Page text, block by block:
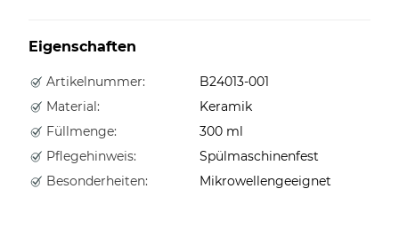
Eigenschaften
Artikelnummer:
B24013-001
Material:
Keramik
Füllmenge:
300 ml
Pflegehinweis:
Spülmaschinenfest
Besonderheiten:
Mikrowellengeeignet